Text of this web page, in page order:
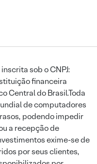
sob o CNPJ:
financeira
Central do Brasil.Toda
de computadores
podendo impedir
a recepção de
exime-se de
por seus clientes,